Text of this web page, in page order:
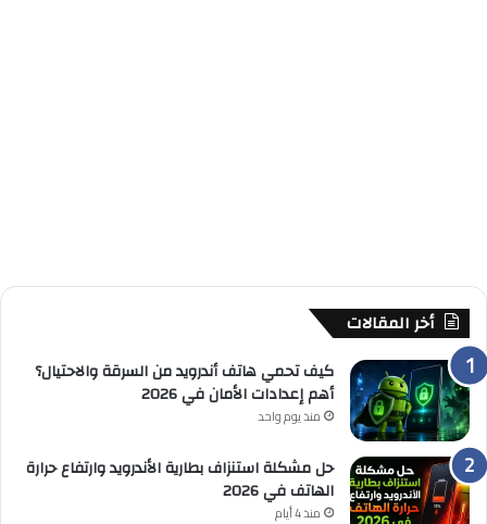
أخر المقالات
كيف تحمي هاتف أندرويد من السرقة والاحتيال؟
أهم إعدادات الأمان في 2026
منذ يوم واحد
حل مشكلة استنزاف بطارية الأندرويد وارتفاع حرارة
الهاتف في 2026
منذ 4 أيام